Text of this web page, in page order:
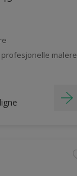
malere